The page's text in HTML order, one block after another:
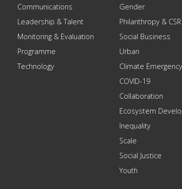
Communications
Leadership & Talent
Monitoring & Evaluation
Programme
Technology
Gender
Philanthropy & CSR
Social Business
Urban
Climate Emergency
COVID-19
Collaboration
Ecosystem
Inequality
Scale
Social Justice
Youth